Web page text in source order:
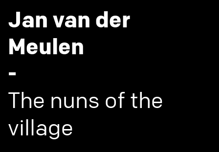
Jan van der
Meulen
-
The nuns of the
village